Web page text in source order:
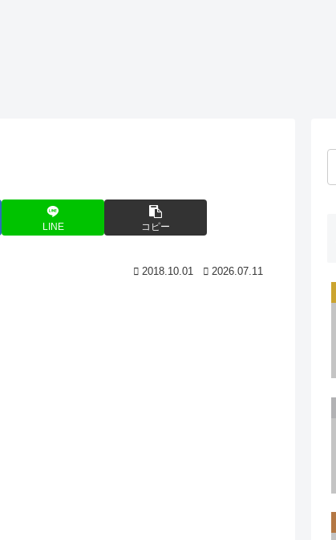
LINE コピー
2018.10.01 2026.07.11